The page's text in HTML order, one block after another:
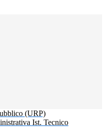
(URP)
Ist. Tecnico